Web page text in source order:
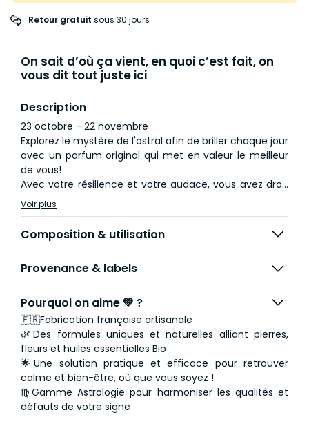
Retour gratuit sous 30 jours
On sait d’où ça vient, en quoi c’est fait, on
vous dit tout juste ici
Description
23 octobre - 22 novembre
Explorez le mystère de l'astral afin de briller chaque jour
avec un parfum original qui met en valeur le meilleur
de vous!
Avec votre résilience et votre audace, vous avez droit
à un parfum qui reflète votre personnalité intense tout
en vous soutenant au quotidien.
Ce roll-on est parfait porter en lumière vos qualités, et
rééquilibrer, accompagner, la beauté de chacun de
Appliquez délicatement sur les poignets, les tempes ou
derrière les oreilles.
Bienfaits :
- Détermination et vitalité : L'huile essentielle de Citron
aide le Scorpion à renforcer sa détermination et à
canaliser sa fougue.
- Calme et équilibre : La pierre de Lune apaise les excès
et l'impulsivité du Scorpion, l'aidant à retrouver un
Voir plus
Composition & utilisation
Provenance & labels
Pourquoi on aime 💚 ?
🇫🇷Fabrication française artisanale
🌿Des formules uniques et naturelles alliant pierres,
fleurs et huiles essentielles Bio
🌟Une solution pratique et efficace pour retrouver
calme et bien-être, où que vous soyez !
♍Gamme Astrologie pour harmoniser les qualités et
défauts de votre signe